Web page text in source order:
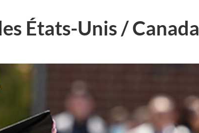
États-Unis / Canada